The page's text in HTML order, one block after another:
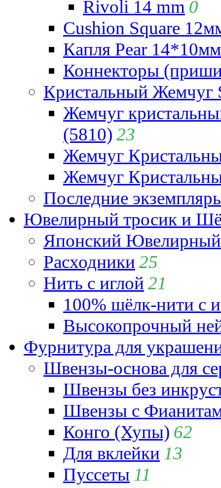
Rivoli 14 mm 0
Cushion Square
Капля Pear
Коннекторы
Кристальный Жемчуг
Жемчуг
(5810) 23
Жемчуг
Жемчуг
Последние
Ювелирный тросик и
Японский
Расходники 25
Нить с иглой 21
100% шёлк-нити с
Высокопрочный
Фурнитура для
Швензы-основа для
Швензы без
Швензы с
Конго (Хупы) 62
Для вклейки 13
Пуссеты 11